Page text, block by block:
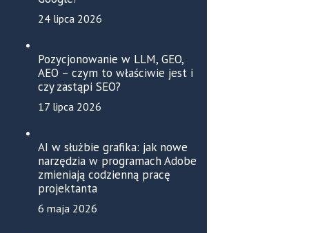
24 lipca 2026
Pozycjonowanie w LLM, GEO,
AEO – czym to właściwie jest i
czy zastąpi SEO?
17 lipca 2026
AI w służbie grafika: jak nowe
narzędzia w programach Adobe
zmieniają codzienną pracę
projektanta
6 maja 2026